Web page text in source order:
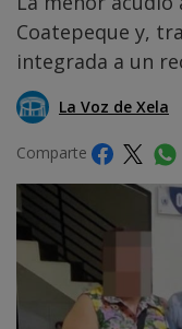
Coatepeque y,
integrada a un
La Voz de Xela
Comparte